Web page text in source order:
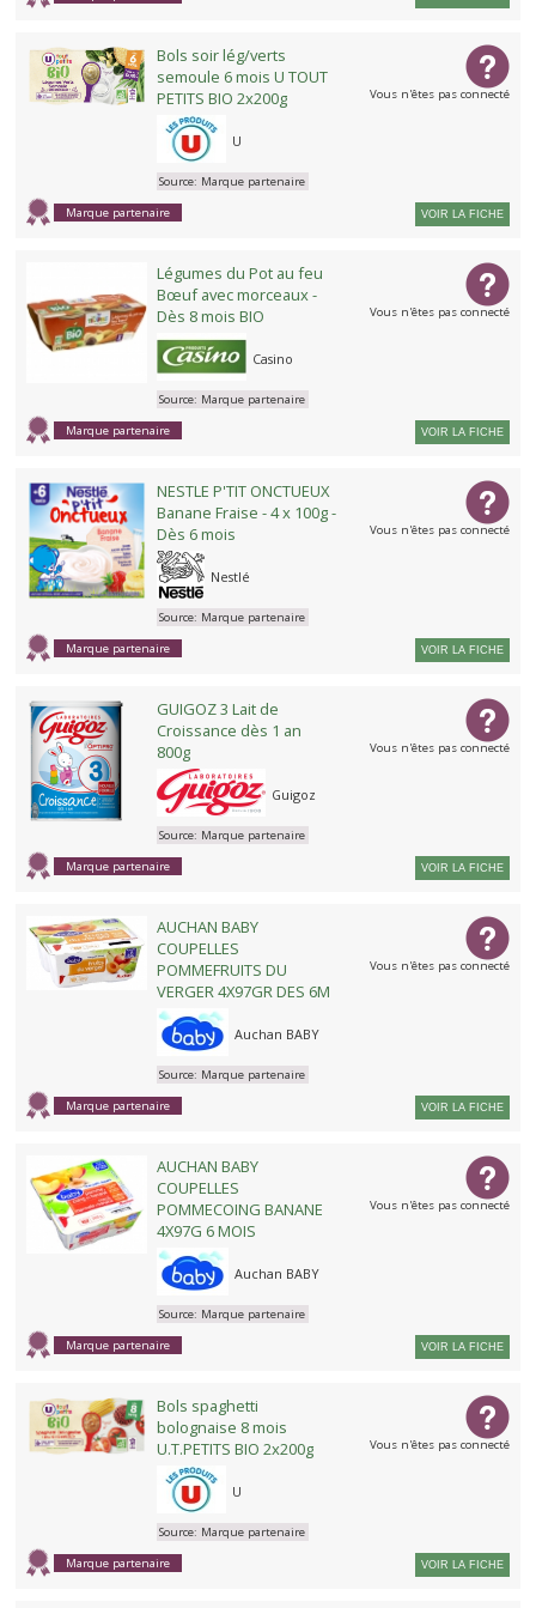
Bols soir lég/verts
semoule 6 mois U TOUT
PETITS BIO 2x200g
U
Marque partenaire
Source: Marque partenaire
Vous n'êtes pas connecté
VOIR LA FICHE
Légumes du Pot au feu
Bœuf avec morceaux -
Dès 8 mois BIO
Casino
Marque partenaire
Source: Marque partenaire
Vous n'êtes pas connecté
VOIR LA FICHE
NESTLE P'TIT ONCTUEUX
Banane Fraise - 4 x 100g -
Dès 6 mois
Nestlé
Marque partenaire
Source: Marque partenaire
Vous n'êtes pas connecté
VOIR LA FICHE
GUIGOZ 3 Lait de
Croissance dès 1 an
800g
Guigoz
Marque partenaire
Source: Marque partenaire
Vous n'êtes pas connecté
VOIR LA FICHE
AUCHAN BABY
COUPELLES
POMMEFRUITS DU
VERGER 4X97GR DES 6M
Auchan BABY
Marque partenaire
Source: Marque partenaire
Vous n'êtes pas connecté
VOIR LA FICHE
AUCHAN BABY
COUPELLES
POMMECOING BANANE
4X97G 6 MOIS
Auchan BABY
Marque partenaire
Source: Marque partenaire
Vous n'êtes pas connecté
VOIR LA FICHE
Bols spaghetti
bolognaise 8 mois
U.T.PETITS BIO 2x200g
U
Marque partenaire
Source: Marque partenaire
Vous n'êtes pas connecté
VOIR LA FICHE